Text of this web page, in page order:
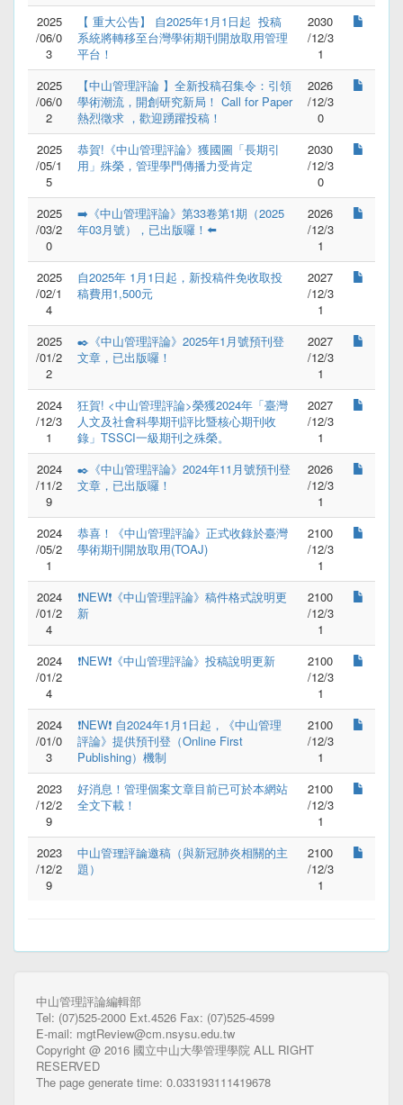
2025
/06/0
3
【 重大公告】 自2025年1月1日起  投稿
系統將轉移至台灣學術期刊開放取用管理
平台！
2030
/12/3
1
2025
/06/0
2
【中山管理評論 】全新投稿召集令：引領
學術潮流，開創研究新局！ Call for Paper
熱烈徵求 ，歡迎踴躍投稿！
2026
/12/3
0
2025
/05/1
5
恭賀!《中山管理評論》獲國圖「長期引
用」殊榮，管理學門傳播力受肯定
2030
/12/3
0
2025
/03/2
0
➡️《中山管理評論》第33卷第1期（2025
年03月號），已出版囉！⬅️
2026
/12/3
1
2025
/02/1
4
自2025年 1月1日起，新投稿件免收取投
稿費用1,500元
2027
/12/3
1
2025
/01/2
2
✒️《中山管理評論》2025年1月號預刊登
文章，已出版囉！
2027
/12/3
1
2024
/12/3
1
狂賀! <中山管理評論>榮獲2024年「臺灣
人文及社會科學期刊評比暨核心期刊收
錄」TSSCI一級期刊之殊榮。
2027
/12/3
1
2024
/11/2
9
✒️《中山管理評論》2024年11月號預刊登
文章，已出版囉！
2026
/12/3
1
2024
/05/2
1
恭喜！《中山管理評論》正式收錄於臺灣
學術期刊開放取用(TOAJ)
2100
/12/3
1
2024
/01/2
4
❗NEW❗《中山管理評論》稿件格式說明更
新
2100
/12/3
1
2024
/01/2
4
❗NEW❗《中山管理評論》投稿說明更新
2100
/12/3
1
2024
/01/0
3
❗NEW❗ 自2024年1月1日起，《中山管理
評論》提供預刊登（Online First
Publishing）機制
2100
/12/3
1
2023
/12/2
9
好消息！管理個案文章目前已可於本網站
全文下載！
2100
/12/3
1
2023
/12/2
9
中山管理評論邀稿（與新冠肺炎相關的主
題）
2100
/12/3
1
中山管理評論編輯部
Tel: (07)525-2000 Ext.4526 Fax: (07)525-4599
E-mail: mgtReview@cm.nsysu.edu.tw
Copyright @ 2016 國立中山大學管理學院 ALL RIGHT
RESERVED
The page generate time: 0.033193111419678